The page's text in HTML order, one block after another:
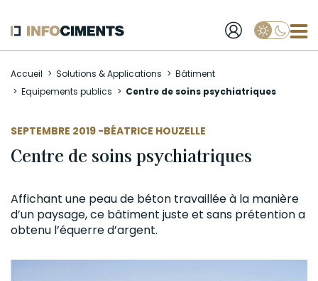
au
contenu
Accueil Solutions & Applications
Bâtiment
Equipements publics
Centre de soins psychiatriques
SEPTEMBRE 2019 -
AUTEUR BÉATRICE HOUZELLE
Centre de soins psychiatriques
Affichant une peau de béton travaillée à la manière
d’un paysage, ce bâtiment juste et sans prétention a
obtenu l’équerre d’argent.